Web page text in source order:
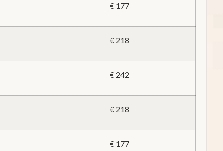
€ 177
€ 218
€ 242
€ 218
€ 177